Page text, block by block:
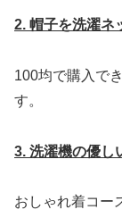
2. 帽子を洗濯ネ
100均で購入で
す。
3. 洗濯機の優し
おしゃれ着コー